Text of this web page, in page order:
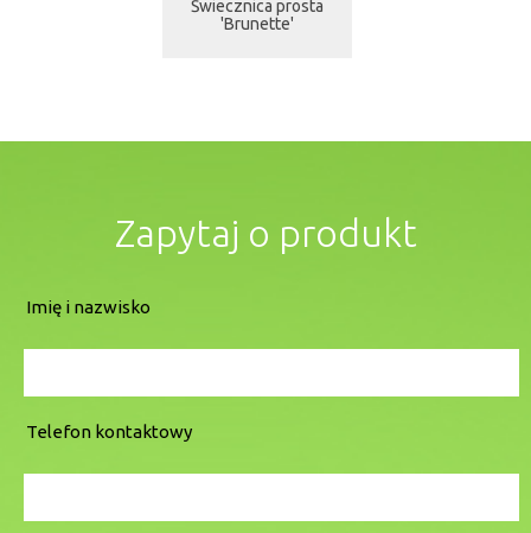
Świecznica prosta
'Brunette'
Zapytaj o produkt
Imię i nazwisko
Telefon kontaktowy